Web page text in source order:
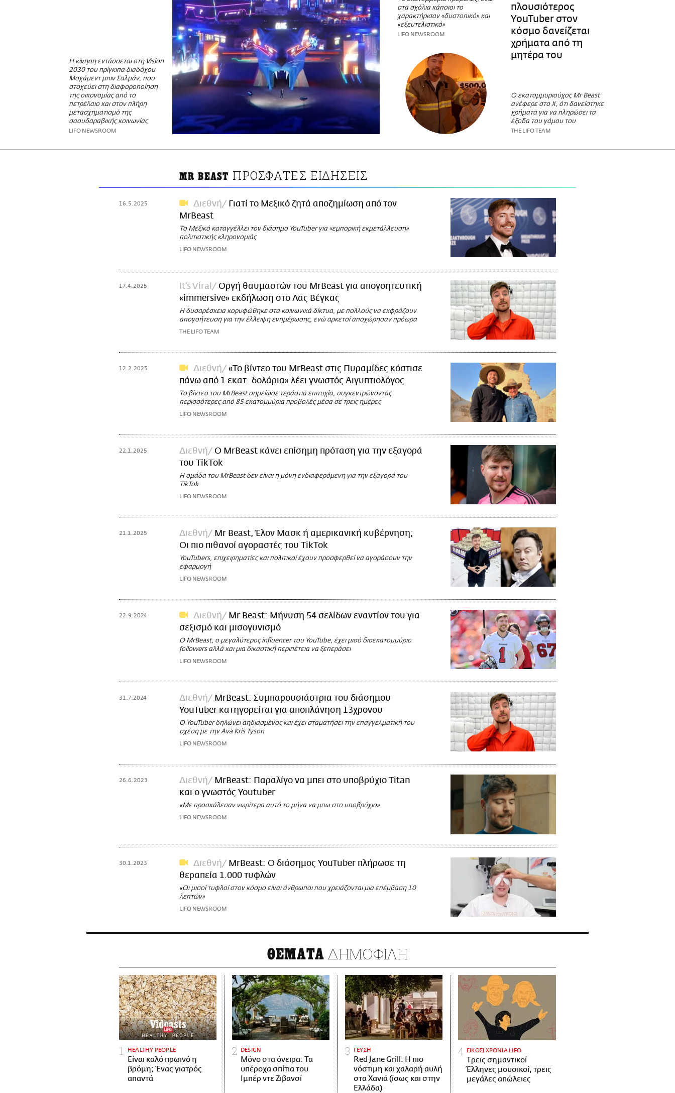
Η κίνηση εντάσσεται στη Vision
2030 του πρίγκιπα διαδόχου
Μοχάμεντ μπιν Σαλμάν, που
στοχεύει στη διαφοροποίηση
της οικονομίας από το
πετρέλαιο και στον πλήρη
μετασχηματισμό της
σαουδαραβικής κοινωνίας
LIFO NEWSROOM
στα σχόλια κάποιοι το
χαρακτήρισαν «δυστοπικό» και
«εξευτελιστικό»
LIFO NEWSROOM
πλουσιότερος
YouTuber στον
κόσμο δανείζεται
χρήματα από τη
μητέρα του
Ο εκατομμυριούχος Mr Beast
ανέφερε στο X, ότι δανείστηκε
χρήματα για να πληρώσει τα
έξοδα του γάμου του
THE LIFO TEAM
MR BEAST ΠΡΟΣΦΑΤΕΣ ΕΙΔΗΣΕΙΣ
16.5.2025 Διεθνή
Γιατί το Μεξικό ζητά αποζημίωση από τον
MrBeast
Το Μεξικό καταγγέλλει τον διάσημο YouTuber για «εμπορική εκμετάλλευση»
πολιτιστικής κληρονομιάς
LIFO NEWSROOM
17.4.2025 It's Viral
Οργή θαυμαστών του MrBeast για απογοητευτική
«immersive» εκδήλωση στο Λας Βέγκας
Η δυσαρέσκεια κορυφώθηκε στα κοινωνικά δίκτυα, με πολλούς να εκφράζουν
απογοήτευση για την έλλειψη ενημέρωσης, ενώ αρκετοί αποχώρησαν πρόωρα
THE LIFO TEAM
12.2.2025 Διεθνή
«Το βίντεο του MrBeast στις Πυραμίδες κόστισε
πάνω από 1 εκατ. δολάρια» λέει γνωστός Αιγυπτιολόγος
Το βίντεο του MrBeast σημείωσε τεράστια επιτυχία, συγκεντρώνοντας
περισσότερες από 85 εκατομμύρια προβολές μέσα σε τρεις ημέρες
LIFO NEWSROOM
22.1.2025 Διεθνή
Ο MrBeast κάνει επίσημη πρόταση για την εξαγορά
του TikTok
Η ομάδα του MrBeast δεν είναι η μόνη ενδιαφερόμενη για την εξαγορά του
TikTok
LIFO NEWSROOM
21.1.2025 Διεθνή
Mr Beast, Έλον Μασκ ή αμερικανική κυβέρνηση;
Οι πιο πιθανοί αγοραστές του TikTok
YouTubers, επιχειρηματίες και πολιτικοί έχουν προσφερθεί να αγοράσουν την
εφαρμογή
LIFO NEWSROOM
22.9.2024 Διεθνή
Mr Beast: Μήνυση 54 σελίδων εναντίον του για
σεξισμό και μισογυνισμό
Ο MrBeast, ο μεγαλύτερος influencer του YouTube, έχει μισό δισεκατομμύριο
followers αλλά και μια δικαστική περιπέτεια να ξεπεράσει
LIFO NEWSROOM
31.7.2024 Διεθνή
MrBeast: Συμπαρουσιάστρια του διάσημου
YouTuber κατηγορείται για αποπλάνηση 13χρονου
Ο YouTuber δηλώνει αηδιασμένος και έχει σταματήσει την επαγγελματική του
σχέση με την Ava Kris Tyson
LIFO NEWSROOM
26.6.2023 Διεθνή
MrBeast: Παραλίγο να μπει στο υποβρύχιο Titan
και ο γνωστός Youtuber
«Με προσκάλεσαν νωρίτερα αυτό το μήνα να μπω στο υποβρύχιο»
LIFO NEWSROOM
30.1.2023 Διεθνή
MrBeast: Ο διάσημος YouTuber πλήρωσε τη
θεραπεία 1.000 τυφλών
«Οι μισοί τυφλοί στον κόσμο είναι άνθρωποι που χρειάζονται μια επέμβαση 10
λεπτών»
LIFO NEWSROOM
ΘΕΜΑΤΑ ΔΗΜΟΦΙΛΗ
HEALTHY PEOPLE
Είναι καλό πρωινό η
βρόμη; Ένας γιατρός
απαντά
DESIGN
Μόνο στα όνειρα: Τα
υπέροχα σπίτια του
Ιμπέρ ντε Ζιβανσί
ΓΕΥΣΗ
Red Jane Grill: Η πιο
νόστιμη και χαλαρή αυλή
στα Χανιά (ίσως και στην
Ελλάδα)
ΕΙΚΟΣΙ ΧΡΟΝΙΑ LIFO
Tρεις σημαντικοί
Έλληνες μουσικοί, τρεις
μεγάλες απώλειες